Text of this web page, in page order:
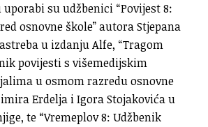
su udžbenici “Povijest 8:
osnovne škole” autora Stjepana
u izdanju Alfe, “Tragom
povijesti s višemedijskim
u osmom razredu osnovne
Erdelja i Igora Stojakovića u
te “Vremeplov 8: Udžbenik